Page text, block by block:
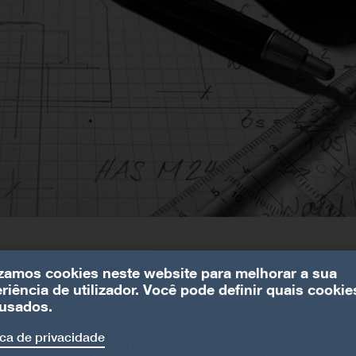
engenheiros especializados
a S&P disponibiliza informação de projecto:
cookies neste website para melhorar a sua
de utilizador. Você pode definir quais
de privacidade